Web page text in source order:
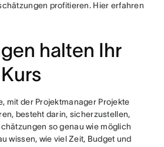
profitieren. Hier erfahren
halten Ihr
mit der Projektmanager Projekte
besteht darin, sicherzustellen,
so genau wie möglich
wissen, wie viel Zeit, Budget und